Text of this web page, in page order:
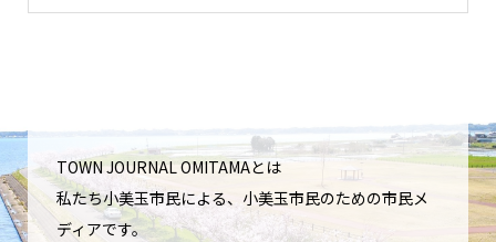
TOWN JOURNAL OMITAMAとは
私たち小美玉市民による、小美玉市民のための市民メ
ディアです。